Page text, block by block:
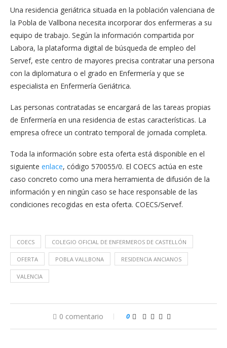
Una residencia geriátrica situada en la población valenciana de
la Pobla de Vallbona necesita incorporar dos enfermeras a su
equipo de trabajo. Según la información compartida por
Labora, la plataforma digital de búsqueda de empleo del
Servef, este centro de mayores precisa contratar una persona
con la diplomatura o el grado en Enfermería y que se
especialista en Enfermería Geriátrica.
Las personas contratadas se encargará de las tareas propias
de Enfermería en una residencia de estas características. La
empresa ofrece un contrato temporal de jornada completa.
Toda la información sobre esta oferta está disponible en el
siguiente enlace, código 570055/0. El COECS actúa en este
caso concreto como una mera herramienta de difusión de la
información y en ningún caso se hace responsable de las
condiciones recogidas en esta oferta. COECS/Servef.
COECS COLEGIO OFICIAL DE ENFERMEROS DE CASTELLÓN
OFERTA POBLA VALLBONA RESIDENCIA ANCIANOS
VALENCIA
0 comentario 0